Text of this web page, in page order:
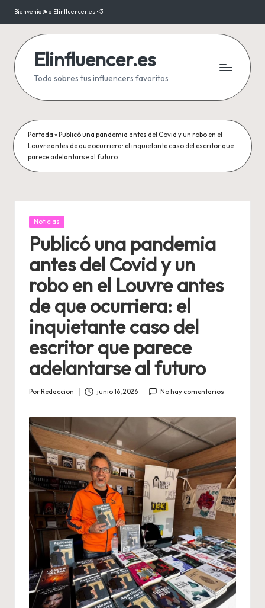
Saltar
contenido
Bienvenid@ a Elinfluencer.es <3
Elinfluencer.es
Todo sobres tus influencers favoritos
Portada » Publicó una pandemia antes del Covid y un robo en el
Louvre antes de que ocurriera: el inquietante caso del escritor que
parece adelantarse al futuro
Publicada
Noticias
Publicó una pandemia
antes del Covid y un
robo en el Louvre antes
de que ocurriera: el
inquietante caso del
escritor que parece
adelantarse al futuro
Por Redaccion junio 16, 2026 No hay comentarios